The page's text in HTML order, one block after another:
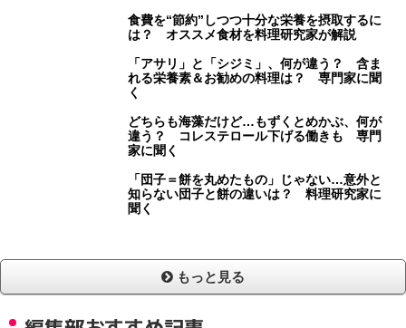
食費を“節約”しつつ十分な栄養を摂取するに
は？ オススメ食材を料理研究家が解説
「アサリ」と「シジミ」、何が違う？ 含ま
れる栄養素＆お勧めの料理は？ 専門家に聞
く
どちらも海藻だけど…もずくとめかぶ、何が
違う？ コレステロール下げる働きも 専門
家に聞く
「団子＝餅を丸めたもの」じゃない…意外と
知らない団子と餅の違いは？ 料理研究家に
聞く
もっと見る